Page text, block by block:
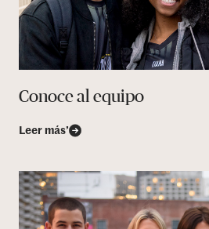
Conoce al equipo
Leer más’